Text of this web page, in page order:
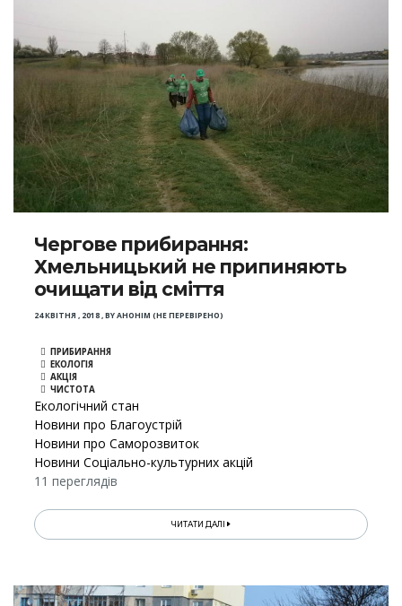
Чергове прибирання:
Хмельницький не припиняють
очищати від сміття
24 КВІТНЯ , 2018,BYАНОНІМ (НЕ ПЕРЕВІРЕНО)
ПРИБИРАННЯ
ЕКОЛОГІЯ
АКЦІЯ
ЧИСТОТА
Екологічний стан
Новини про Благоустрій
Новини про Саморозвиток
Новини Соціально-культурних акцій
11 переглядів
ЧИТАТИ ДАЛІ